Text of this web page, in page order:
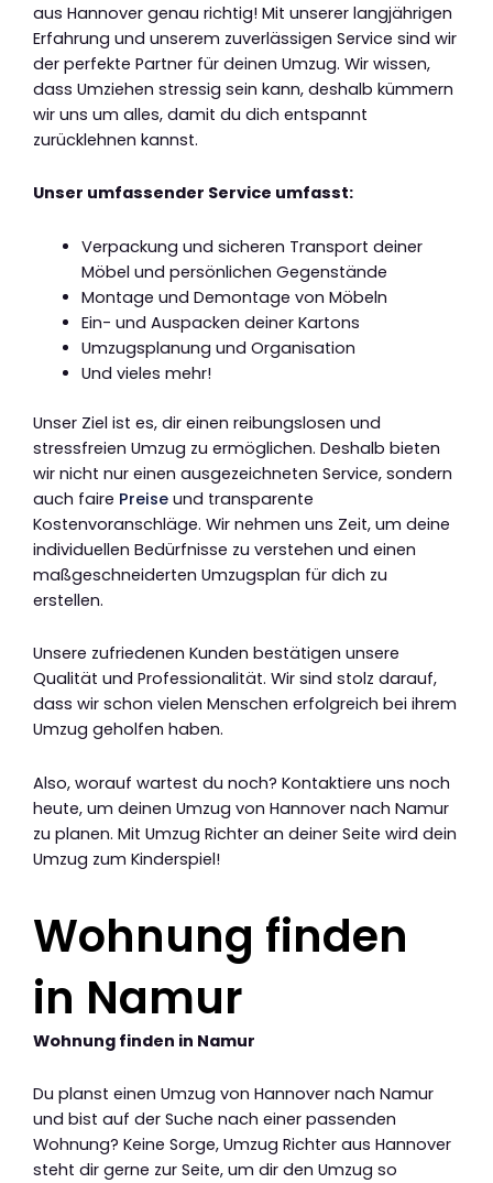
aus Hannover genau richtig! Mit unserer langjährigen
Erfahrung und unserem zuverlässigen Service sind wir
der perfekte Partner für deinen Umzug. Wir wissen,
dass Umziehen stressig sein kann, deshalb kümmern
wir uns um alles, damit du dich entspannt
zurücklehnen kannst.
Unser umfassender Service umfasst:
Verpackung und sicheren Transport deiner
Möbel und persönlichen Gegenstände
Montage und Demontage von Möbeln
Ein- und Auspacken deiner Kartons
Umzugsplanung und Organisation
Und vieles mehr!
Unser Ziel ist es, dir einen reibungslosen und
stressfreien Umzug zu ermöglichen. Deshalb bieten
wir nicht nur einen ausgezeichneten Service, sondern
auch faire Preise und transparente
Kostenvoranschläge. Wir nehmen uns Zeit, um deine
individuellen Bedürfnisse zu verstehen und einen
maßgeschneiderten Umzugsplan für dich zu
erstellen.
Unsere zufriedenen Kunden bestätigen unsere
Qualität und Professionalität. Wir sind stolz darauf,
dass wir schon vielen Menschen erfolgreich bei ihrem
Umzug geholfen haben.
Also, worauf wartest du noch? Kontaktiere uns noch
heute, um deinen Umzug von Hannover nach Namur
zu planen. Mit Umzug Richter an deiner Seite wird dein
Umzug zum Kinderspiel!
Wohnung finden
in Namur
Wohnung finden in Namur
Du planst einen Umzug von Hannover nach Namur
und bist auf der Suche nach einer passenden
Wohnung? Keine Sorge, Umzug Richter aus Hannover
steht dir gerne zur Seite, um dir den Umzug so